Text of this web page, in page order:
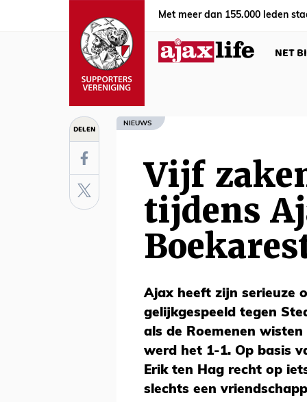
Met meer dan 155.000 leden
NET
DELEN NIEUWS
Vijf
tijdens
Ajax heeft zijn serieuze
gelijkgespeeld tegen
als de Roemenen
werd het 1-1. Op basis
Erik ten Hag recht op
slechts een